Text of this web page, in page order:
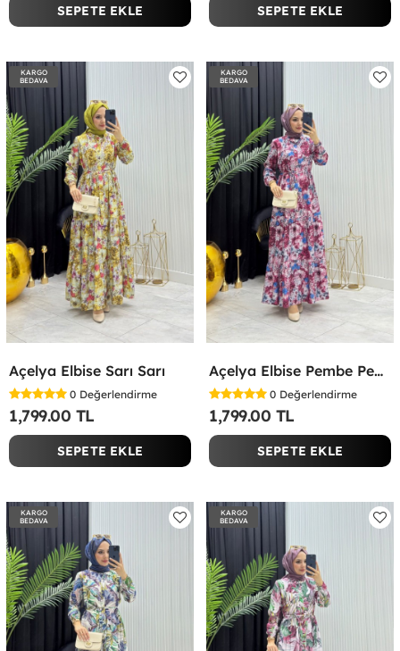
SEPETE EKLE SEPETE EKLE
KARGO
BEDAVA
Açelya Elbise Sarı Sarı
0 Değerlendirme
1,799.00 TL
SEPETE EKLE
KARGO
BEDAVA
Açelya Elbise Pembe Pembe
0 Değerlendirme
1,799.00 TL
SEPETE EKLE
KARGO
BEDAVA
KARGO
BEDAVA